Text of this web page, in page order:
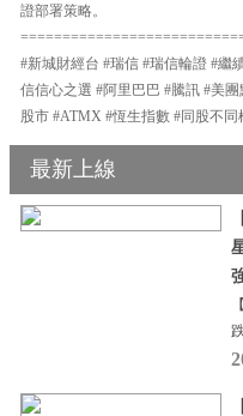
證部署策略。
#新城財經台 #瑞信 #瑞信輪證 #繼
信信心之選 #阿里巴巴 #騰訊 #美
股市 #ATMX #恆生指數 #同股不同
最新上線